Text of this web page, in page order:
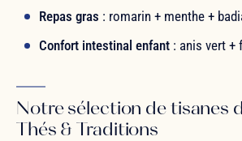
Repas gras : romarin + menthe +
Confort intestinal enfant : anis vert +
Notre sélection de tisanes
Thés & Traditions